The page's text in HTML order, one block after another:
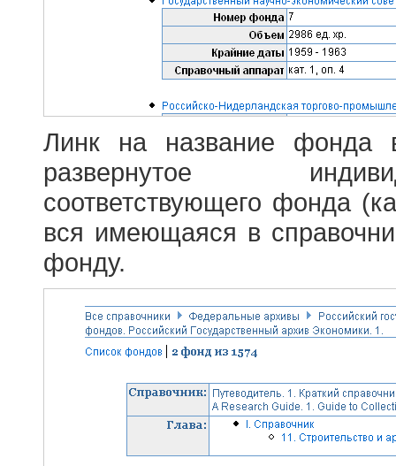
Линк на название фонда
развернутое
соответствующего фонда
вся имеющаяся в
фонду.